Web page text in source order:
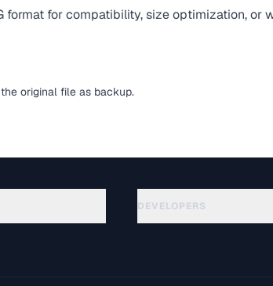
format for compatibility, size optimization, or
original file as backup.
DEVELOPERS